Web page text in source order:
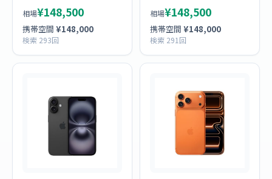
相場¥148,500
携帯空間 ¥148,000
検索 293回
相場¥148,500
携帯空間 ¥148,000
検索 291回